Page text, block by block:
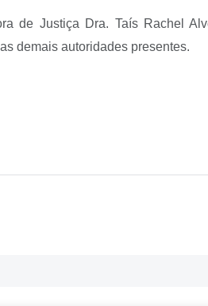
de Justiça Dra. Taís Rachel
demais autoridades presentes.